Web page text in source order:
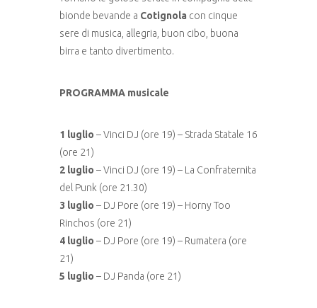
bionde bevande a Cotignola con cinque
sere di musica, allegria, buon cibo, buona
birra e tanto divertimento.
PROGRAMMA musicale
1 luglio – Vinci DJ (ore 19) – Strada Statale 16
(ore 21)
2 luglio – Vinci DJ (ore 19) – La Confraternita
del Punk (ore 21.30)
3 luglio – DJ Pore (ore 19) – Horny Too
Rinchos (ore 21)
4 luglio – DJ Pore (ore 19) – Rumatera (ore
21)
5 luglio – DJ Panda (ore 21)